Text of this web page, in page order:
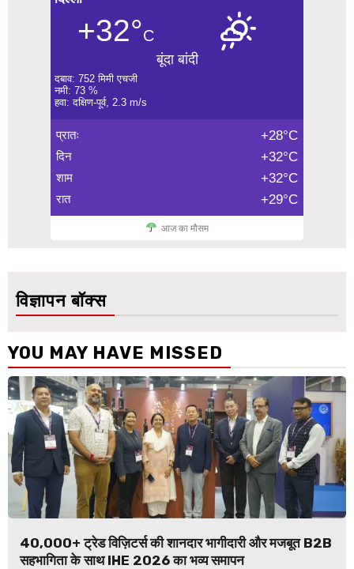
+32°C
बूंदा बांदी
दबाव: 752 मिमी एचजी
नमी: 73 %
हवा: दक्षिण-पूर्व, 2.3 m/s
प्रातः +28°C
दिन +32°C
शाम +32°C
रात +29°C
आज का मौसम
विज्ञापन बॉक्स
YOU MAY HAVE MISSED
40,000+ ट्रेड विज़िटर्स की शानदार भागीदारी और मजबूत B2B
सहभागिता के साथ IHE 2026 का भव्य समापन